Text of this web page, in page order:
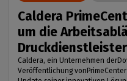
Caldera
um die
Caldera, ein Unternehmen
Veröffentlichung